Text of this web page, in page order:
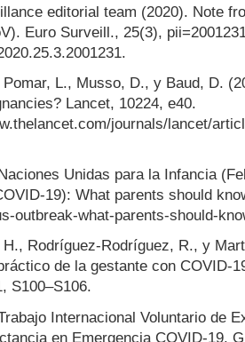
editorial team (2020). Note
Euro Surveill., 25(3),
L., Musso, D., y Baud, D.
Lancet, 10224, e40.
journals/lancet/
Unidas para la Infancia
19): What parents should
outbreak-what-parents-should-
Rodríguez-Rodríguez, R., y
de la gestante con COVID-
S100–S106.
Internacional Voluntario de
en Emergencia COVID-19.